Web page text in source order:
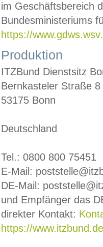
im Geschäftsbereich
Bundesministeriums
https://
Produktion
ITZBund Dienstsitz
Bernkasteler Straße 8
53175 Bonn
Deutschland
Tel.: 0800 800 75451
E-Mail:
DE-Mail:
und Empfänger das
direkter Kontakt:
https://